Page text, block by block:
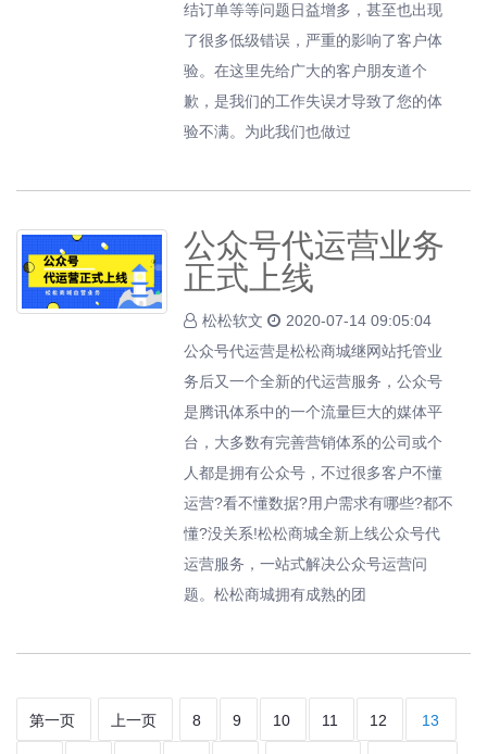
结订单等等问题日益增多，甚至也出现
了很多低级错误，严重的影响了客户体
验。在这里先给广大的客户朋友道个
歉，是我们的工作失误才导致了您的体
验不满。为此我们也做过
公众号代运营业务
正式上线
松松软文
2020-07-14 09:05:04
公众号代运营是松松商城继网站托管业
务后又一个全新的代运营服务，公众号
是腾讯体系中的一个流量巨大的媒体平
台，大多数有完善营销体系的公司或个
人都是拥有公众号，不过很多客户不懂
运营?看不懂数据?用户需求有哪些?都不
懂?没关系!松松商城全新上线公众号代
运营服务，一站式解决公众号运营问
题。松松商城拥有成熟的团
第一页 上一页 8 9 10 11 12 13